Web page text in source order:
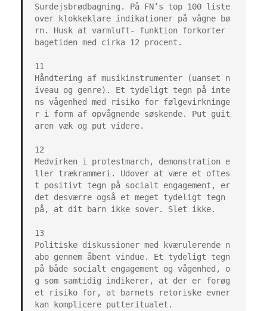
Surdejsbrødbagning. På FN’s top 100 liste
over klokkeklare indikationer på vågne bø
rn. Husk at varmluft- funktion forkorter
bagetiden med cirka 12 procent.
11
Håndtering af musikinstrumenter (uanset n
iveau og genre). Et tydeligt tegn på inte
ns vågenhed med risiko for følgevirkninge
r i form af opvågnende søskende. Put guit
aren væk og put videre.
12
Medvirken i protestmarch, demonstration e
ller trækrammeri. Udover at være et oftes
t positivt tegn på socialt engagement, er
det desværre også et meget tydeligt tegn
på, at dit barn ikke sover. Slet ikke.
13
Politiske diskussioner med kværulerende n
abo gennem åbent vindue. Et tydeligt tegn
på både socialt engagement og vågenhed, o
g som samtidig indikerer, at der er forøg
et risiko for, at barnets retoriske evner
kan komplicere putteritualet.